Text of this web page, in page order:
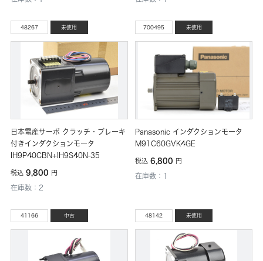
48267 未使用
日本電産サーボ クラッチ・ブレーキ
付きインダクションモータ
IH9P40CBN+IH9S40N-35
税込9,800 円
在庫数：2
700495 未使用
Panasonic インダクションモータ
M91C60GVK4GE
税込6,800 円
在庫数：1
41166 中古 48142 未使用